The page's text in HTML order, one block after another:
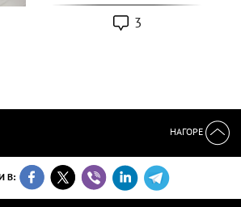
3
НАГОРЕ
В: